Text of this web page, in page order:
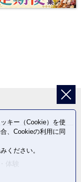
体験
キー（Cookie）を使
、Cookieの利用に同
ください。